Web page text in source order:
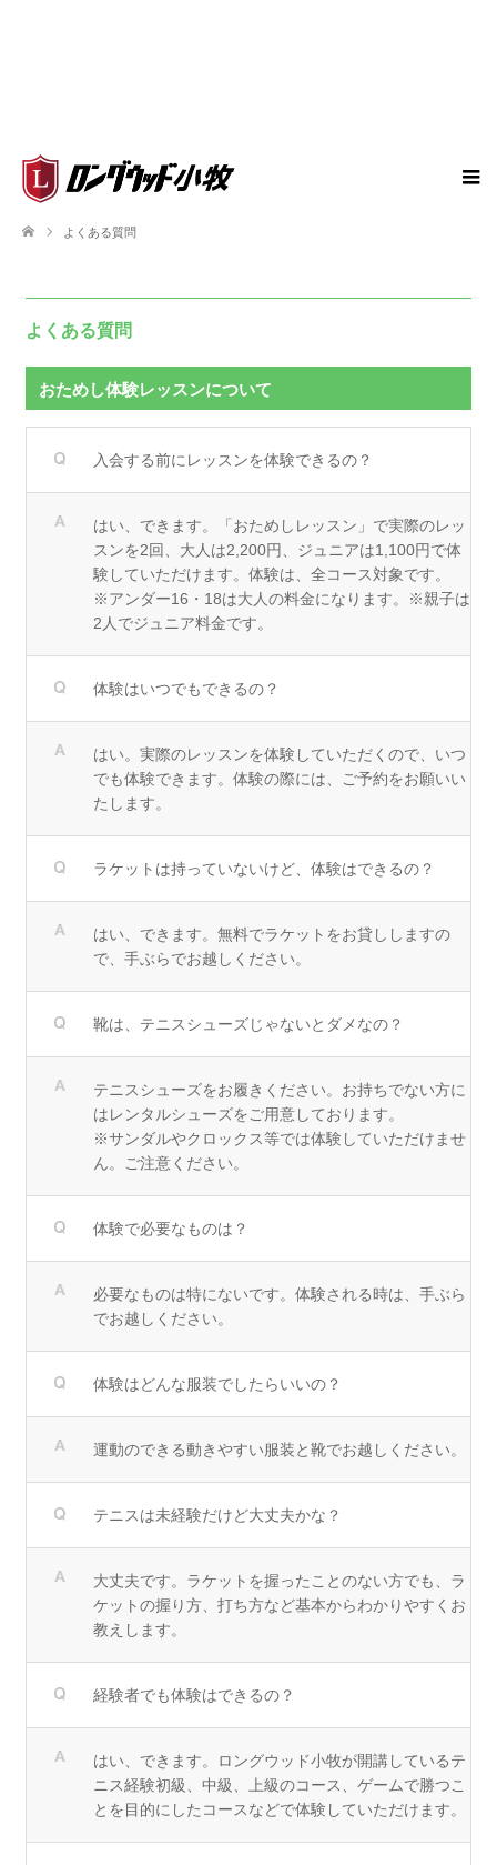
よくある質問
よくある質問
おためし体験レッスンについて
入会する前にレッスンを体験できるの？
はい、できます。「おためしレッスン」で実際のレッ
スンを2回、大人は2,200円、ジュニアは1,100円で体
験していただけます。体験は、全コース対象です。
※アンダー16・18は大人の料金になります。※親子は
2人でジュニア料金です。
体験はいつでもできるの？
はい。実際のレッスンを体験していただくので、いつ
でも体験できます。体験の際には、ご予約をお願いい
たします。
ラケットは持っていないけど、体験はできるの？
はい、できます。無料でラケットをお貸ししますの
で、手ぶらでお越しください。
靴は、テニスシューズじゃないとダメなの？
テニスシューズをお履きください。お持ちでない方に
はレンタルシューズをご用意しております。
※サンダルやクロックス等では体験していただけませ
ん。ご注意ください。
体験で必要なものは？
必要なものは特にないです。体験される時は、手ぶら
でお越しください。
体験はどんな服装でしたらいいの？
運動のできる動きやすい服装と靴でお越しください。
テニスは未経験だけど大丈夫かな？
大丈夫です。ラケットを握ったことのない方でも、ラ
ケットの握り方、打ち方など基本からわかりやすくお
教えします。
経験者でも体験はできるの？
はい、できます。ロングウッド小牧が開講しているテ
ニス経験初級、中級、上級のコース、ゲームで勝つこ
とを目的にしたコースなどで体験していただけます。